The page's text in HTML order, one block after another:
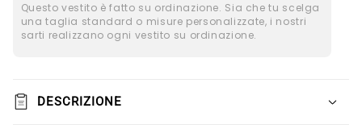
Questo vestito è fatto su ordinazione. Sia che tu scelga
una taglia standard o misure personalizzate, i nostri
sarti realizzano ogni vestito su ordinazione.
DESCRIZIONE